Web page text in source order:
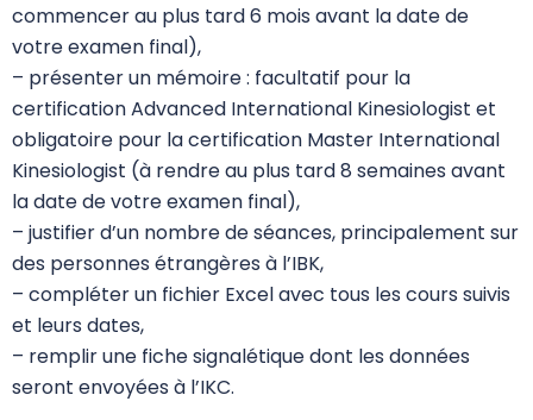
commencer au plus tard 6 mois avant la date de
votre examen final),
– présenter un mémoire : facultatif pour la
certification Advanced International Kinesiologist et
obligatoire pour la certification Master International
Kinesiologist (à rendre au plus tard 8 semaines avant
la date de votre examen final),
– justifier d’un nombre de séances, principalement sur
des personnes étrangères à l’IBK,
– compléter un fichier Excel avec tous les cours suivis
et leurs dates,
– remplir une fiche signalétique dont les données
seront envoyées à l’IKC.